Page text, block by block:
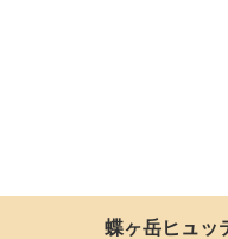
蝶ヶ岳ヒュッ